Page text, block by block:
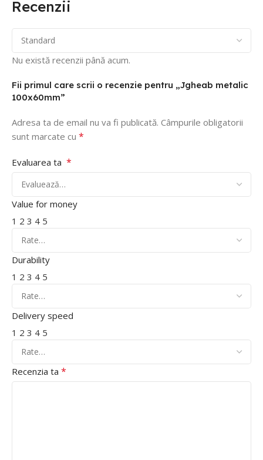
Recenzii
Nu există recenzii până acum.
Fii primul care scrii o recenzie pentru „Jgheab metalic
100x60mm”
Adresa ta de email nu va fi publicată. Câmpurile obligatorii
sunt marcate cu *
Evaluarea ta *
Value for money
1 2 3 4 5
Durability
1 2 3 4 5
Delivery speed
1 2 3 4 5
Recenzia ta *